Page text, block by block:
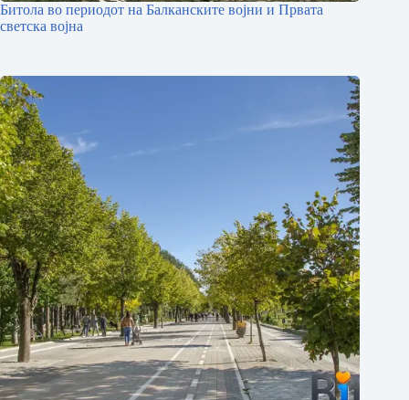
Битола во периодот на Балканските војни и Првата
светска војна